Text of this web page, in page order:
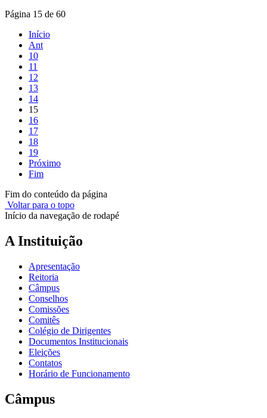
Página 15 de 60
Início
Ant
10
11
12
13
14
15
16
17
18
19
Próximo
Fim
Fim do conteúdo da página
Voltar para o topo
Início da navegação de rodapé
A Instituição
Apresentação
Reitoria
Câmpus
Conselhos
Comissões
Comitês
Colégio de Dirigentes
Documentos Institucionais
Eleições
Contatos
Horário de Funcionamento
Câmpus